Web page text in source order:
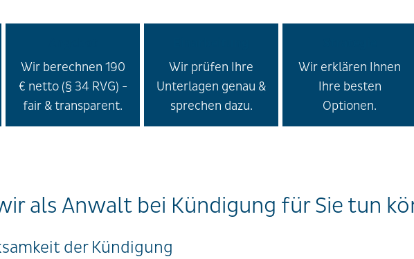
Wir berechnen 190
€ netto (§ 34 RVG) -
fair & transparent.
Wir prüfen Ihre
Unterlagen genau &
sprechen dazu.
Wir erklären Ihnen
Ihre besten
Optionen.
als Anwalt bei Kündigung für Sie tun
der Kündigung